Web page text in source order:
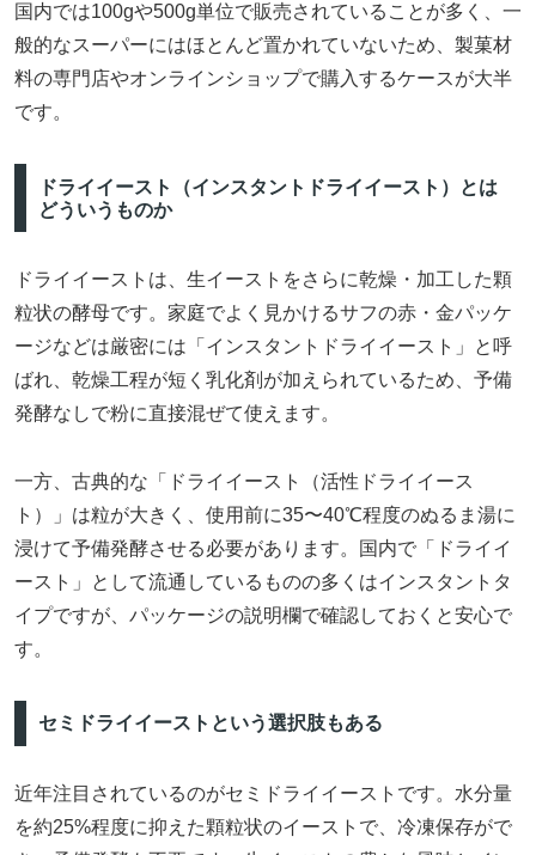
国内では100gや500g単位で販売されていることが多く、一
般的なスーパーにはほとんど置かれていないため、製菓材
料の専門店やオンラインショップで購入するケースが大半
です。
ドライイースト（インスタントドライイースト）とは
どういうものか
ドライイーストは、生イーストをさらに乾燥・加工した顆
粒状の酵母です。家庭でよく見かけるサフの赤・金パッケ
ージなどは厳密には「インスタントドライイースト」と呼
ばれ、乾燥工程が短く乳化剤が加えられているため、予備
発酵なしで粉に直接混ぜて使えます。
一方、古典的な「ドライイースト（活性ドライイース
ト）」は粒が大きく、使用前に35〜40℃程度のぬるま湯に
浸けて予備発酵させる必要があります。国内で「ドライイ
ースト」として流通しているものの多くはインスタントタ
イプですが、パッケージの説明欄で確認しておくと安心で
す。
セミドライイーストという選択肢もある
近年注目されているのがセミドライイーストです。水分量
を約25%程度に抑えた顆粒状のイーストで、冷凍保存がで